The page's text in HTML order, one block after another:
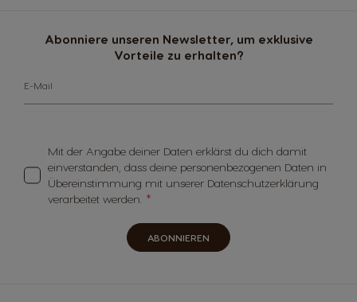
Abonniere unseren Newsletter, um exklusive
Vorteile zu erhalten?
E-Mail
Mit der Angabe deiner Daten erklärst du dich damit
einverstanden, dass deine personenbezogenen Daten in
Übereinstimmung mit unserer Datenschutzerklärung
verarbeitet werden.
ABONNIEREN